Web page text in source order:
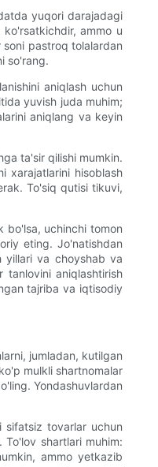
yuqori darajadagi
ammo u
pastroq tolalardan
so'rang.
aniqlash uchun
yuvish juda muhim;
aniqlang va keyin
ta'sir qilishi mumkin.
xarajatlarini hisoblash
To'siq qutisi tikuvi,
bo'lsa, uchinchi tomon
eting. Jo'natishdan
yillari va choyshab va
aniqlashtirish
tajriba va iqtisodiy
jumladan, kutilgan
mulkli shartnomalar
Yondashuvlardan
sifatsiz tovarlar uchun
shartlari muhim:
ammo yetkazib